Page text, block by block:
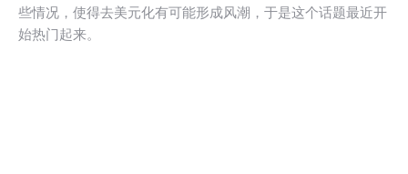
些情况，使得去美元化有可能形成风潮，于是这个话题最近开
始热门起来。